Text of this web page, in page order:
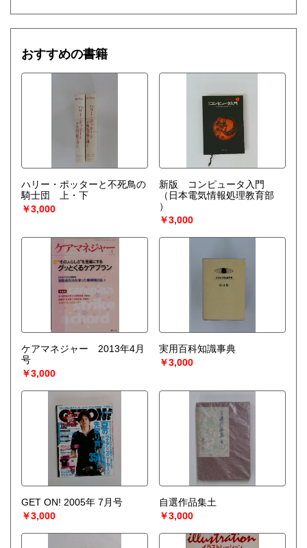
おすすめの書籍
ハリー・ポッターと不死鳥の
騎士団 上・下
￥3,000
新版 コンピュータ入門
（日本電気情報処理教育部
）
￥3,000
ケアマネジャー 2013年4月
号
￥3,000
実用百科知識事典
￥3,000
GET ON! 2005年 7月号
￥3,000
自選作品集土
￥3,000